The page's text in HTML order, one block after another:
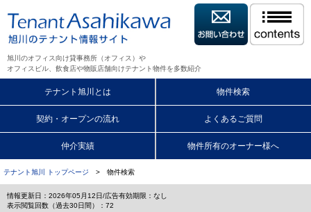
旭川のオフィス向け貸事務所（オフィス）や
オフィスビル、飲食店や物販店舗向けテナント物件を多数紹介
テナント旭川とは 物件検索
契約・オープンの流れ よくあるご質問
仲介実績 物件所有のオーナー様へ
テナント旭川 トップページ > 物件検索
情報更新日：2026年05月12日/広告有効期限：なし
表示閲覧回数（過去30日間）：72